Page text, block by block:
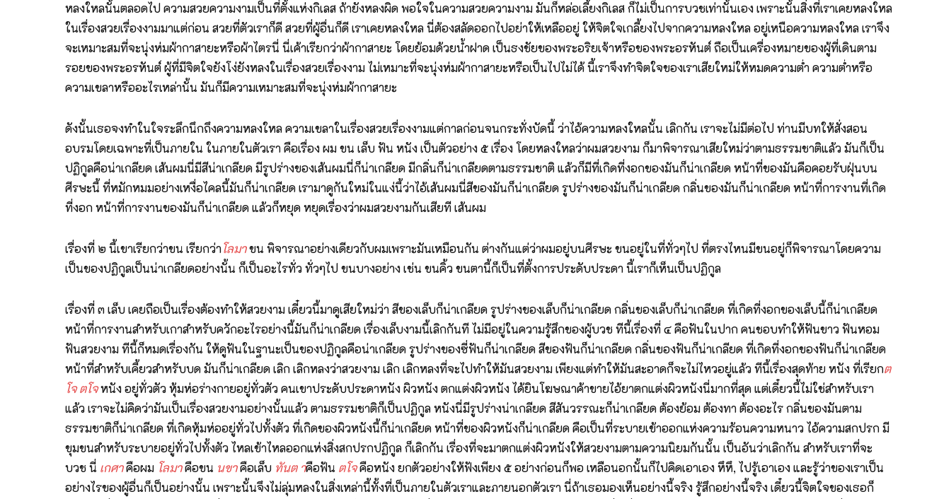
หลงใหลนั้นตลอดไป ความสวยความงามเป็นที่ตั้งแห่งกิเลส ถ้ายังหลงผิด พอใจในความสวยความงาม มันก็หล่อเลี้ยงกิเลส ก็ไม่เป็นการบวชเท่านั้นเอง เพราะนั้นสิ่งที่เราเคยหลงใหล
ในเรื่องสวยเรื่องงามมาแต่ก่อน สวยที่ตัวเราก็ดี สวยที่ผู้อื่นก็ดี เราเคยหลงใหล นี่ต้องสลัดออกไปอย่าให้เหลืออยู่ ให้จิตใจเกลี้ยงไปจากความหลงใหล อยู่เหนือความหลงใหล เราจึง
จะเหมาะสมที่จะนุ่งห่มผ้ากาสายะหรือผ้าไตรนี่ นี่เค้าเรียกว่าผ้ากาสายะ โดยย้อมด้วยน้ำฝาด เป็นธงชัยของพระอริยเจ้าหรือของพระอรหันต์ ถือเป็นเครื่องหมายของผู้ที่เดินตาม
รอยของพระอรหันต์ ผู้ที่มีจิตใจยังโง่ยังหลงในเรื่องสวยเรื่องงาม ไม่เหมาะที่จะนุ่งห่มผ้ากาสายะหรือเป็นไปไม่ได้ นี้เราจึงทำจิตใจของเราเสียใหม่ให้หมดความต่ำ ความต่ำหรือ
ความเขลาหรืออะไรเหล่านั้น มันก็มีความเหมาะสมที่จะนุ่งห่มผ้ากาสายะ
ดังนั้นเธอจงทำในใจระลึกนึกถึงความหลงใหล ความเขลาในเรื่องสวยเรื่องงามแต่กาลก่อนจนกระทั่งบัดนี้ ว่าไอ้ความหลงใหลนั้น เลิกกัน เราจะไม่มีต่อไป ท่านมีบทให้สั่งสอน
อบรมโดยเฉพาะที่เป็นภายใน ในภายในตัวเรา คือเรื่อง ผม ขน เล็บ ฟัน หนัง เป็นตัวอย่าง ๕ เรื่อง โดยหลงใหลว่าผมสวยงาม ก็มาพิจารณาเสียใหม่ว่าตามธรรมชาติแล้ว มันก็เป็น
ปฏิกูลคือน่าเกลียด เส้นผมนี่มีสีน่าเกลียด มีรูปร่างของเส้นผมนี่ก็น่าเกลียด มีกลิ่นก็น่าเกลียดตามธรรมชาติ แล้วก็มีที่เกิดที่งอกของมันก็น่าเกลียด หน้าที่ของมันคือคอยรับฝุ่นบน
ศีรษะนี้ ที่หมักหมมอย่างเหงื่อไคลนี้มันก็น่าเกลียด เรามาดูกันใหม่ในแง่นี้ว่าไอ้เส้นผมนี่สีของมันก็น่าเกลียด รูปร่างของมันก็น่าเกลียด กลิ่นของมันก็น่าเกลียด หน้าที่การงานที่เกิด
ที่งอก หน้าที่การงานของมันก็น่าเกลียด แล้วก็หยุด หยุดเรื่องว่าผมสวยงามกันเสียที เส้นผม
เรื่องที่ ๒ นี้เขาเรียกว่าขน เรียกว่าโลมาขน พิจารณาอย่างเดียวกับผมเพราะมันเหมือนกัน ต่างกันแต่ว่าผมอยู่บนศีรษะ ขนอยู่ในที่ทั่วๆไป ที่ตรงไหนมีขนอยู่ก็พิจารณาโดยความ
เป็นของปฏิกูลเป็นน่าเกลียดอย่างนั้น ก็เป็นอะไรทั่ว ทั่วๆไป ขนบางอย่าง เช่น ขนคิ้ว ขนตานี้ก็เป็นที่ตั้งการประดับประดา นี้เราก็เห็นเป็นปฏิกูล
เรื่องที่ ๓ เล็บ เคยถือเป็นเรื่องต้องทำให้สวยงาม เดี๋ยวนี้มาดูเสียใหม่ว่า สีของเล็บก็น่าเกลียด รูปร่างของเล็บก็น่าเกลียด กลิ่นของเล็บก็น่าเกลียด ที่เกิดที่งอกของเล็บนี้ก็น่าเกลียด
หน้าที่การงานสำหรับเกาสำหรับควักอะไรอย่างนี้มันก็น่าเกลียด เรื่องเล็บงามนี้เลิกกันที ไม่มีอยู่ในความรู้สึกของผู้บวช ทีนี้เรื่องที่ ๔ คือฟันในปาก คนชอบทำให้ฟันขาว ฟันหอม
ฟันสวยงาม ทีนี้ก็หมดเรื่องกัน ให้ดูฟันในฐานะเป็นของปฏิกูลคือน่าเกลียด รูปร่างของซี่ฟันก็น่าเกลียด สีของฟันก็น่าเกลียด กลิ่นของฟันก็น่าเกลียด ที่เกิดที่งอกของฟันก็น่าเกลียด
หน้าที่สำหรับเคี้ยวสำหรับบด มันก็น่าเกลียด เลิก เลิกหลงว่าสวยงาม เลิก เลิกหลงที่จะไปทำให้มันสวยงาม เพียงแต่ทำให้มันสะอาดก็จะไม่ไหวอยู่แล้ว ทีนี้เรื่องสุดท้าย หนัง ที่เรียกต
โจ ตโจหนัง อยู่ทั่วตัว หุ้มห่อร่างกายอยู่ทั่วตัว คนเขาประดับประดาหนัง ผิวหนัง ตกแต่งผิวหนัง ได้ยินโฆษณาค้าขายไอ้ยาตกแต่งผิวหนังนี่มากที่สุด แต่เดี๋ยวนี้ไม่ใช่สำหรับเรา
แล้ว เราจะไม่คิดว่ามันเป็นเรื่องสวยงามอย่างนั้นแล้ว ตามธรรมชาติก็เป็นปฏิกูล หนังนี่มีรูปร่างน่าเกลียด สีสันวรรณะก็น่าเกลียด ต้องย้อม ต้องทา ต้องอะไร กลิ่นของมันตาม
ธรรมชาติก็น่าเกลียด ที่เกิดหุ้มห่ออยู่ทั่วไปทั้งตัว ที่เกิดของผิวหนังนี้ก็น่าเกลียด หน้าที่ของผิวหนังก็น่าเกลียด คือเป็นที่ระบายเข้าออกแห่งความร้อนความหนาว ไอ้ความสกปรก มี
ขุมขนสำหรับระบายอยู่ทั่วไปทั้งตัว ไหลเข้าไหลออกแห่งสิ่งสกปรกปฏิกูล ก็เลิกกัน เรื่องที่จะมาตกแต่งผิวหนังให้สวยงามตามความนิยมกันนั้น เป็นอันว่าเลิกกัน สำหรับเราที่จะ
บวช นี่ เกศาคือผม โลมาคือขน นขาคือเล็บ ทันต าคือฟัน ตโจคือหนัง ยกตัวอย่างให้ฟังเพียง ๕ อย่างก่อนก็พอ เหลือนอกนั้นก็ไปคิดเอาเอง หึหึ, ไปรู้เอาเอง และรู้ว่าของเราเป็น
อย่างไรของผู้อื่นก็เป็นอย่างนั้น เพราะนั้นจึงไม่ลุ่มหลงในสิ่งเหล่านี้ทั้งที่เป็นภายในตัวเราและภายนอกตัวเรา นี่ถ้าเธอมองเห็นอย่างนี้จริง รู้สึกอย่างนี้จริง เดี๋ยวนี้จิตใจของเธอก็